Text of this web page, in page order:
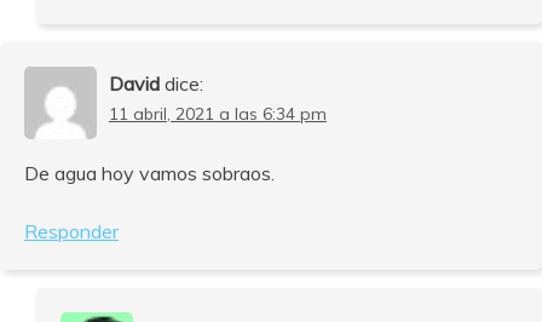
David dice:
11 abril, 2021 a las 6:34 pm
De agua hoy vamos sobraos.
Responder